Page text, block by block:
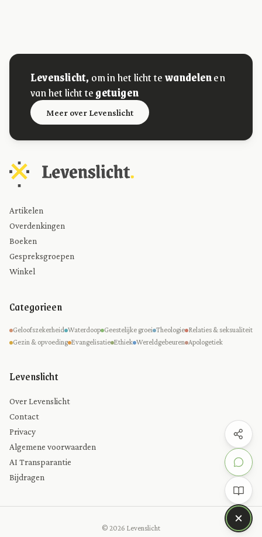
Levenslicht, om in het licht tewandelenen
van het licht tegetuigen
Meer over Levenslicht
Artikelen
Overdenkingen
Boeken
Gespreksgroepen
Winkel
Categorieen
Geloofszekerheid Waterdoop Geestelijke groei Theologie Relaties & seksualiteit
Gezin & opvoeding Evangelisatie Ethiek Wereldgebeuren Apologetiek
Levenslicht
Over Levenslicht
Contact
Privacy
Algemene voorwaarden
AI Transparantie
Bijdragen
© 2026 Levenslicht